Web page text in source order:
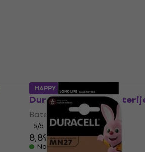
Duracell CR123A
Baterije
5/5
8,89 €
Na skladištu
HAPPY HOUR